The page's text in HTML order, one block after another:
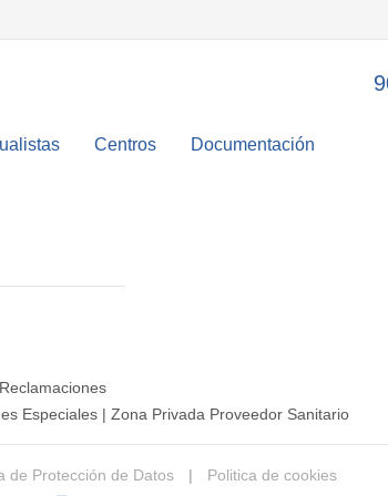
Centros Documentación
Reclamaciones
Especiales | Zona Privada Proveedor Sanitario
de Protección de Datos |
Politica de cookies